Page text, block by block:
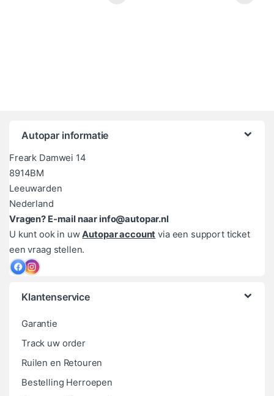
Autopar informatie
Freark Damwei 14
8914BM
Leeuwarden
Nederland
Vragen? E-mail naar info@autopar.nl
U kunt ook in uwAutopar account via een support ticket
een vraag stellen.
Klantenservice
Garantie
Track uw order
Ruilen en Retouren
Bestelling Herroepen